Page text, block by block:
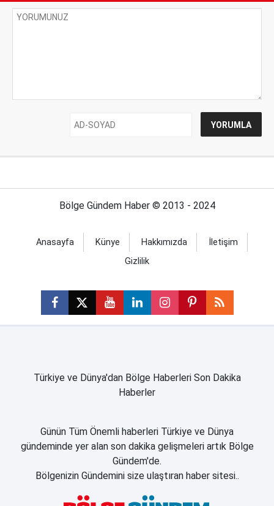
Bölge Gündem Haber © 2013 - 2024
Anasayfa Künye Hakkımızda
İletişim
Gizlilik
Türkiye ve Dünya'dan Bölge Haberleri Son Dakika
Haberler
Günün Tüm Önemli haberleri Türkiye ve Dünya
gündeminde yer alan son dakika gelişmeleri artık Bölge
Gündem'de.
Bölgenizin Gündemini size ulaştıran haber sitesi..